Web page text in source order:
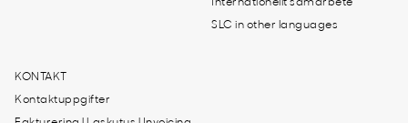
Internationellt samarbete
SLC in other languages
KONTAKT
Kontaktuppgifter